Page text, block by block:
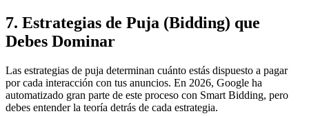
7. Estrategias de Puja (Bidding) que
Debes Dominar
Las estrategias de puja determinan cuánto estás dispuesto a pagar
por cada interacción con tus anuncios. En 2026, Google ha
automatizado gran parte de este proceso con Smart Bidding, pero
debes entender la teoría detrás de cada estrategia.